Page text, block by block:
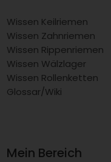
Wissen Keilriemen
Wissen Zahnriemen
Wissen Rippenriemen
Wissen Wälzlager
Wissen Rollenketten
Glossar/Wiki
Mein Bereich